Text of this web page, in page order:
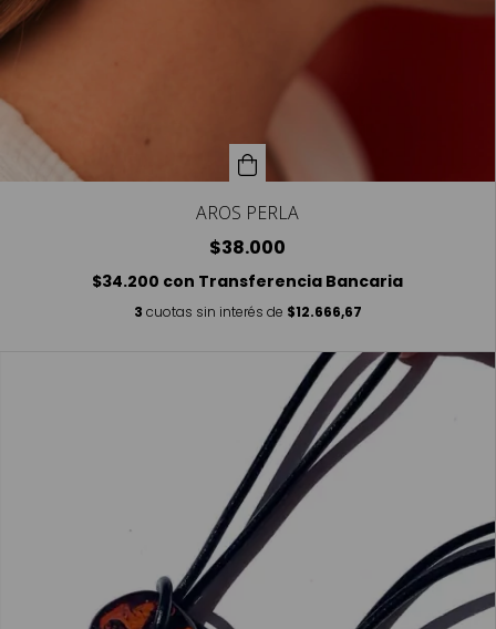
AROS PERLA
$38.000
$34.200 con Transferencia Bancaria
3 cuotas sin interés de $12.666,67